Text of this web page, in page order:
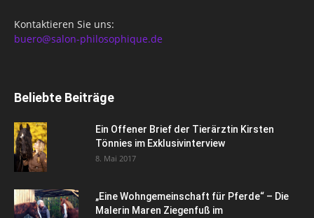
Kontaktieren Sie uns:
buero@salon-philosophique.de
Beliebte Beiträge
Ein Offener Brief der Tierärztin Kirsten
Tönnies im Exklusivinterview
8. Mai 2017
„Eine Wohngemeinschaft für Pferde“ – Die
Malerin Maren Ziegenfuß im